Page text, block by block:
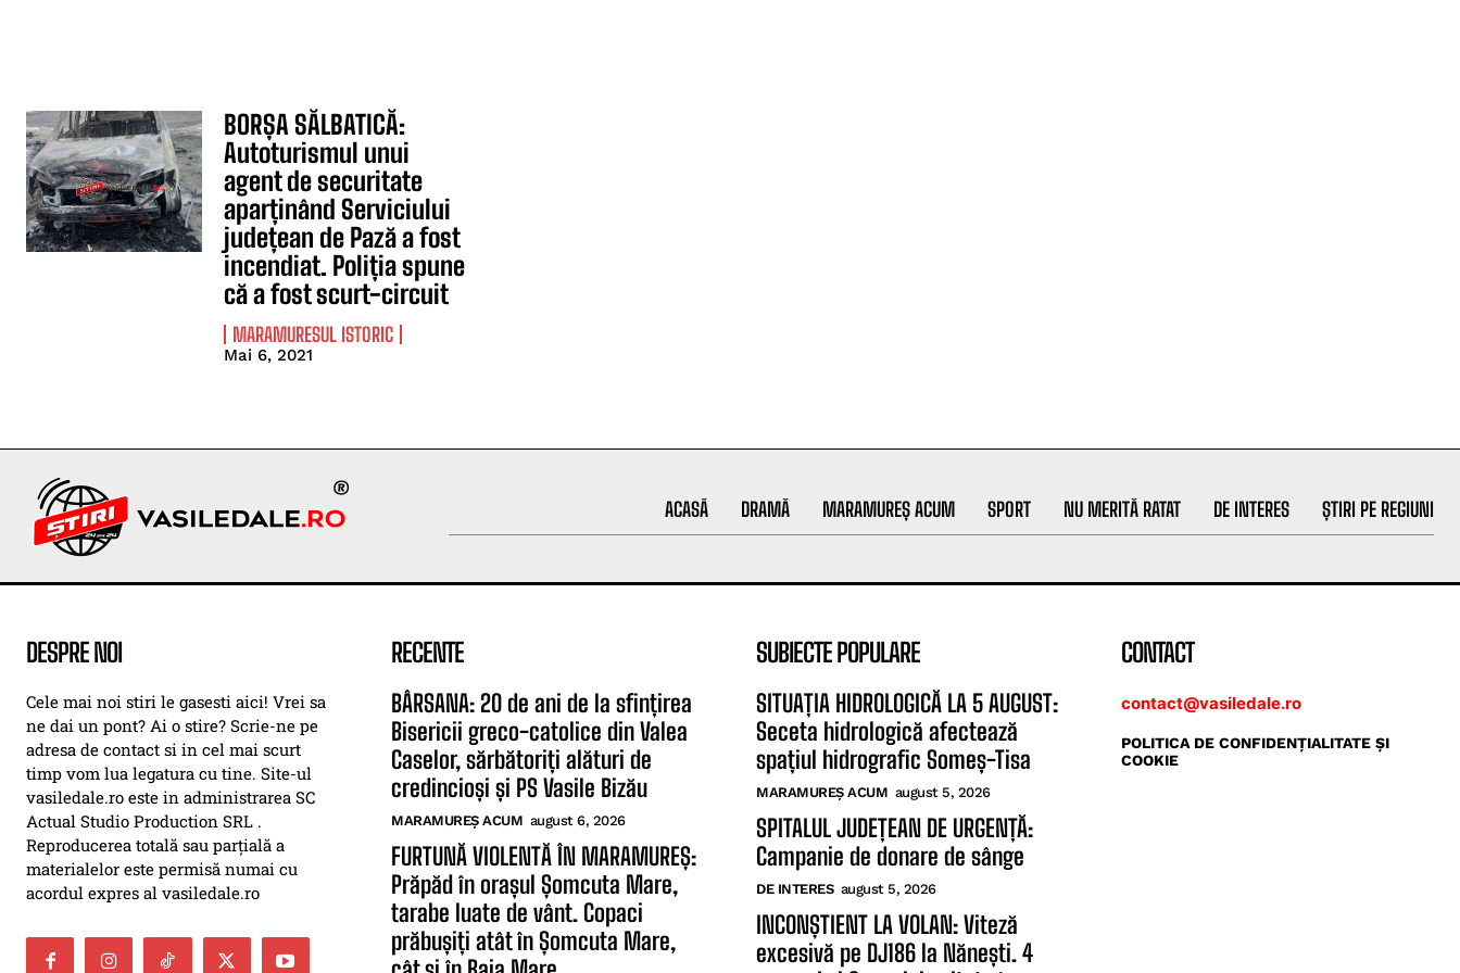
BORȘA SĂLBATICĂ:
Autoturismul unui
agent de securitate
aparținând Serviciului
județean de Pază a fost
incendiat. Poliția spune
că a fost scurt-circuit
MARAMURESUL ISTORIC
Mai 6, 2021
ACASĂ DRAMĂ MARAMUREȘ ACUM SPORT NU MERITĂ RATAT DE INTERES ȘTIRI PE REGIUNI
DESPRE NOI
Cele mai noi stiri le gasesti aici! Vrei sa
ne dai un pont? Ai o stire? Scrie-ne pe
adresa de contact si in cel mai scurt
timp vom lua legatura cu tine. Site-ul
vasiledale.ro este in administrarea SC
Actual Studio Production SRL .
Reproducerea totală sau parțială a
materialelor este permisă numai cu
acordul expres al vasiledale.ro
RECENTE
BÂRSANA: 20 de ani de la sfințirea
Bisericii greco-catolice din Valea
Caselor, sărbătoriți alături de
credincioși și PS Vasile Bizău
MARAMUREȘ ACUM august 6, 2026
FURTUNĂ VIOLENTĂ ÎN MARAMUREȘ:
Prăpăd în orașul Șomcuta Mare,
tarabe luate de vânt. Copaci
prăbușiți atât în Șomcuta Mare,
SUBIECTE POPULARE
SITUAȚIA HIDROLOGICĂ LA 5 AUGUST:
Seceta hidrologică afectează
spațiul hidrografic Someș-Tisa
MARAMUREȘ ACUM august 5, 2026
SPITALUL JUDEȚEAN DE URGENȚĂ:
Campanie de donare de sânge
DE INTERES august 5, 2026
INCONȘTIENT LA VOLAN: Viteză
excesivă pe DJ186 la Nănești. 4
CONTACT
contact@vasiledale.ro
POLITICA DE CONFIDENŢIALITATE ŞI
COOKIE